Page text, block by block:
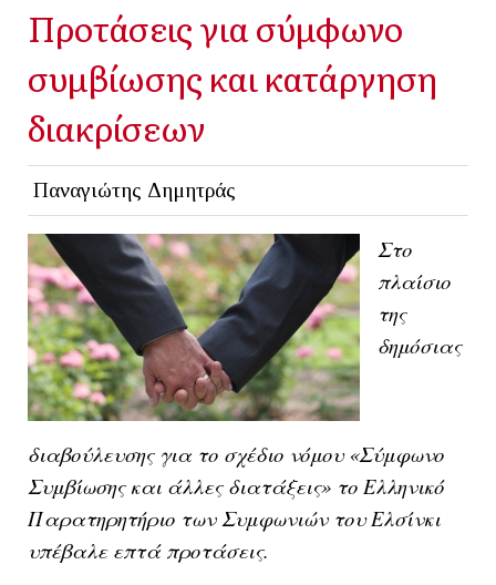
Προτάσεις για σύμφωνο
συμβίωσης και κατάργηση
διακρίσεων
Παναγιώτης Δημητράς
Στo
πλαίσιo
της
δημόσιας
διαβούλευσης για το σχέδιο νόμου «Σύμφωνο
Συμβίωσης και άλλες διατάξεις» το Ελληνικό
Παρατηρητήριο των Συμφωνιών του Ελσίνκι
υπέβαλε επτά προτάσεις.